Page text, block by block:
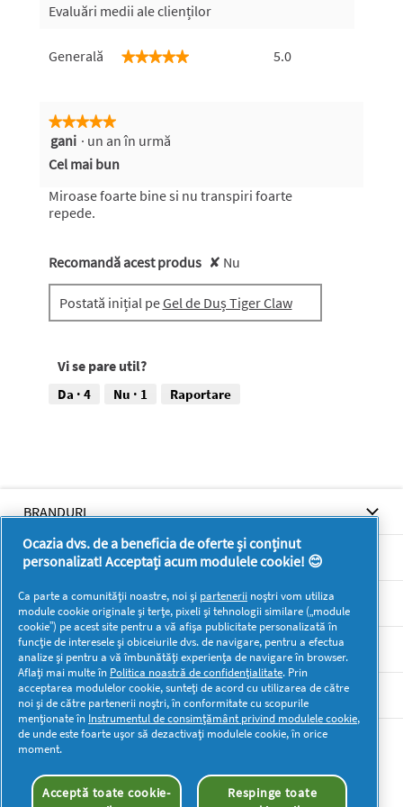
Evaluări medii ale clienților
Generală ★★★★★
★★★★★ 5.0
★★★★★
★★★★★
5
5
stele.
gani · un an în urmă
Cel mai bun
Miroase foarte bine si nu transpiri foarte
repede.
Recomandă acest produs ✘ Nu
Postată inițial peGel de Duș Tiger Claw
Vi se pare util?
Da · 4 Nu · 1 Raportare
BRANDURI
BRANDURI
SUPORT
SECŢIUNI
DOCUMENTE LEGALE DETERGENTI SA
Mai multă inspirație
Ocazia dvs. de a beneficia de oferte și conținut
personalizat! Acceptați acum modulele cookie! 😊
Ca parte a comunității noastre, noi și partenerii noștri vom utiliza
module cookie originale și terțe, pixeli și tehnologii similare („module
cookie”) pe acest site pentru a vă afișa publicitate personalizată în
funcție de interesele și obiceiurile dvs. de navigare, pentru a efectua
analize și pentru a vă îmbunătăți experiența de navigare în browser.
Aflați mai multe în Politica noastră de confidențialitate. Prin
acceptarea modulelor cookie, sunteți de acord cu utilizarea de către
noi și de către partenerii noștri, în conformitate cu scopurile
menționate în Instrumentul de consimțământ privind modulele cookie,
de unde este foarte ușor să dezactivați modulele cookie, în orice
moment.
Acceptă toate cookie-
Respinge toate